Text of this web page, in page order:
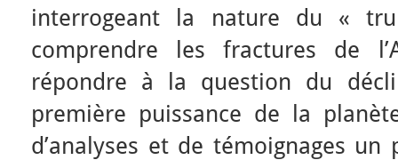
interrogeant la nature du «
comprendre les fractures de
répondre à la question du
première puissance de la
d’analyses et de témoignages